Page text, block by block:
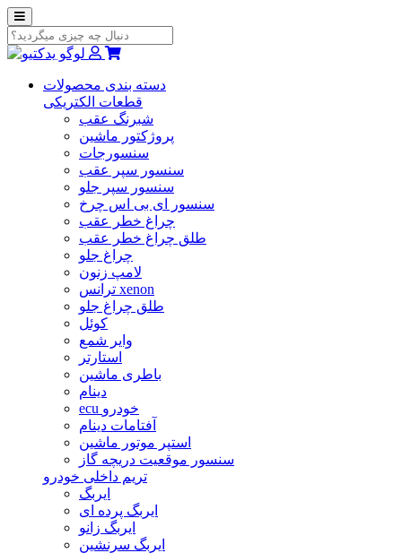
دسته بندی محصولات
قطعات الکتریکی
شبرنگ عقب
پروژکتور ماشین
سنسورجات
سنسور سپر عقب
سنسور سپر جلو
سنسور ای بی اس چرخ
چراغ خطر عقب
طلق چراغ خطر عقب
چراغ جلو
لامپ زنون
ترانس xenon
طلق چراغ جلو
کوئل
وایر شمع
استارتر
باطری ماشین
دینام
ecu خودرو
آفتامات دینام
استپر موتور ماشین
سنسور موقعیت دریچه گاز
تریم داخلی خودرو
ایربگ
ایربگ پرده ای
ایربگ زانو
ایربگ سرنشین